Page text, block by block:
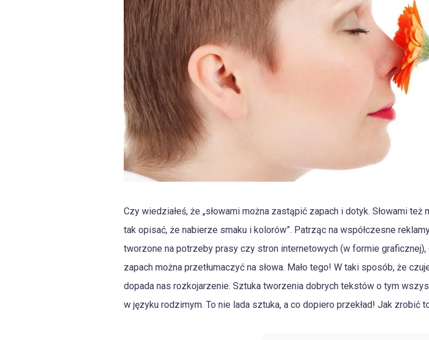
Czy wiedziałeś, że „słowami można zastąpić zapach i dotyk. Słowami
tak opisać, że nabierze smaku i kolorów”. Patrząc na współczesne
tworzone na potrzeby prasy czy stron internetowych (w formie
zapach można przetłumaczyć na słowa. Mało tego! W taki sposób, że
dopada nas rozkojarzenie. Sztuka tworzenia dobrych tekstów o tym
w języku rodzimym. To nie lada sztuka, a co dopiero przekład! Jak zrobić